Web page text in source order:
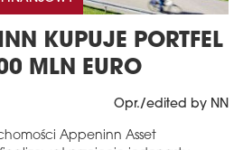
KUPUJE PORTFEL
MLN EURO
Opr./edited by NN
Appeninn Asset